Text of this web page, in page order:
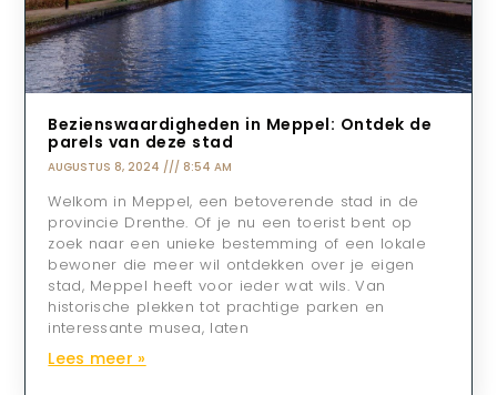
Bezienswaardigheden in Meppel: Ontdek de
parels van deze stad
AUGUSTUS 8, 2024 8:54 AM
Welkom in Meppel, een betoverende stad in de
provincie Drenthe. Of je nu een toerist bent op
zoek naar een unieke bestemming of een lokale
bewoner die meer wil ontdekken over je eigen
stad, Meppel heeft voor ieder wat wils. Van
historische plekken tot prachtige parken en
interessante musea, laten
Lees meer »